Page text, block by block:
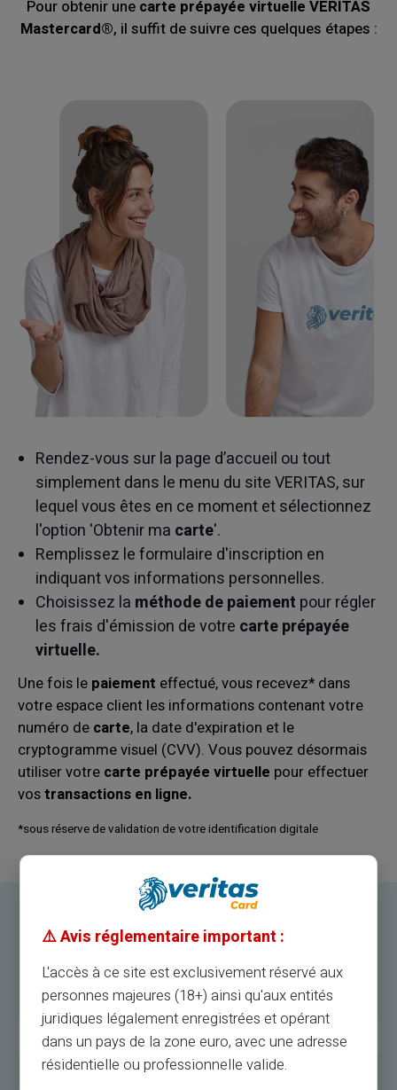
Pour obtenir une carte prépayée virtuelle VERITAS
Mastercard®, il suffit de suivre ces quelques étapes :
Rendez-vous sur la page d’accueil ou tout
simplement dans le menu du site VERITAS, sur
lequel vous êtes en ce moment et sélectionnez
l'option 'Obtenir ma carte'.
Remplissez le formulaire d'inscription en
indiquant vos informations personnelles.
Choisissez la méthode de paiement pour régler
les frais d'émission de votre carte prépayée
virtuelle.
Une fois le paiement effectué, vous recevez* dans
votre espace client les informations contenant votre
numéro de carte, la date d'expiration et le
cryptogramme visuel (CVV). Vous pouvez désormais
utiliser votre carte prépayée virtuelle pour effectuer
vostransactions en ligne.
*sous réserve de validation de votre identification digitale
Avantages de la Carte Prépayée
Virtuelle VERITAS Mastercard®
Avantages
Description
Rapidité
Obtention instantanée, sans frais mensuels.
⚠️ Avis réglementaire important :
L'accès à ce site est exclusivement réservé aux
personnes majeures (18+) ainsi qu'aux entités
juridiques légalement enregistrées et opérant
dans un pays de la zone euro, avec une adresse
résidentielle ou professionnelle valide.